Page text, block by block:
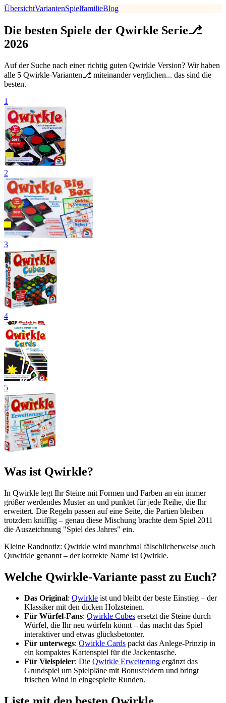
ÜbersichtVariantenSpielfamilieBlog
Die besten Spiele der Qwirkle Serie⎇
2026
Auf der Suche nach einer richtig guten Qwirkle Version? Wir haben
alle 5 Qwirkle-Varianten⎇ miteinander verglichen... das sind die
besten.
1
2
3
4
5
Was ist Qwirkle?
In Qwirkle legt Ihr Steine mit Formen und Farben an ein immer
größer werdendes Muster an und punktet für jede Reihe, die Ihr
erweitert. Die Regeln passen auf eine Seite, die Partien bleiben
trotzdem knifflig – genau diese Mischung brachte dem Spiel 2011
die Auszeichnung "Spiel des Jahres" ein.
Kleine Randnotiz: Qwirkle wird manchmal fälschlicherweise auch
Quwirkle genannt – der korrekte Name ist Qwirkle.
Welche Qwirkle-Variante passt zu Euch?
Das Original: Qwirkle ist und bleibt der beste Einstieg – der
Klassiker mit den dicken Holzsteinen.
Für Würfel-Fans: Qwirkle Cubes ersetzt die Steine durch
Würfel, die Ihr neu würfeln könnt – das macht das Spiel
interaktiver und etwas glücksbetonter.
Für unterwegs: Qwirkle Cards packt das Anlege-Prinzip in
ein kompaktes Kartenspiel für die Jackentasche.
Für Vielspieler: Die Qwirkle Erweiterung ergänzt das
Grundspiel um Spielpläne mit Bonusfeldern und bringt
frischen Wind in eingespielte Runden.